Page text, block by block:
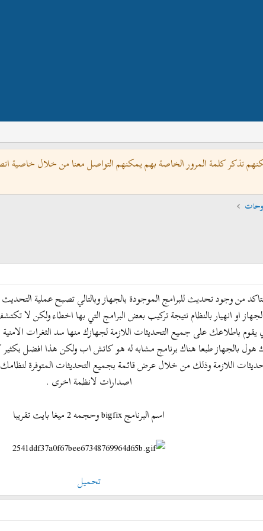
تذكر كلمة المرور الخاصة بهم يمكنهم التواصل معنا من خلال خاصية
من وجود تحديث للبرامج الموجودة بالجهاز وبالتالي تصبح عملية
او انهيار بالنظام نتيجة تركيب بعض البرامج التي بها اخطاء ولكن لا
يقوم باطلاعك على جميع التحديثات اللازمة لجهازك منها سد الثغرات
هول بالجهاز طبعا هناك برنامج مشابه له هو كاتش اب ولكن هذا افضل
اللازمة وذلك من خلال عرض قائمة بجميع التحديثات المتوفرة لنظامك
اصدارات لانظمة اخرى .
اسم البرنامج bigfix وحجمه 2 ميغا بايت تقريبا
تحميل